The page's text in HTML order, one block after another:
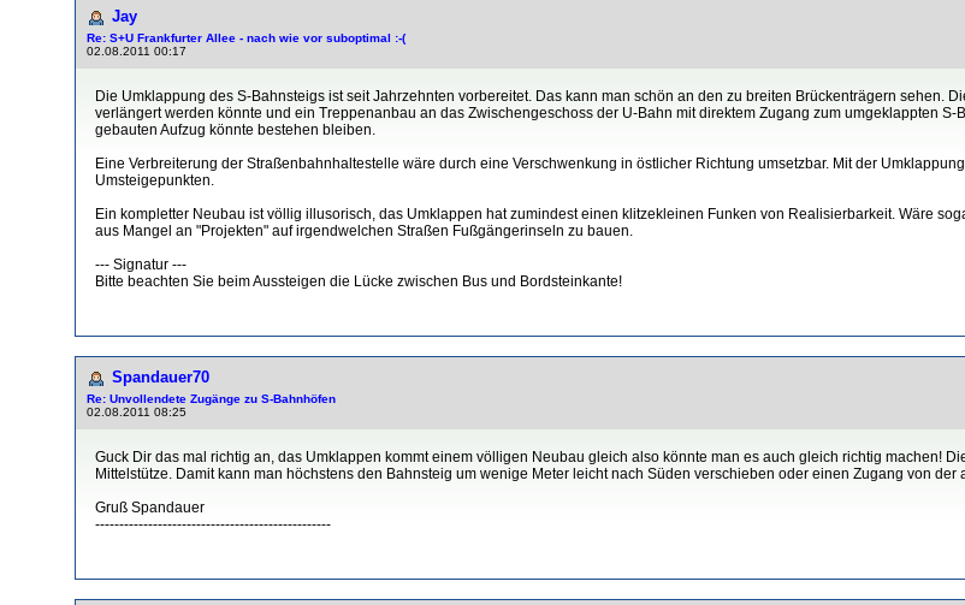
Jay
Re: S+U Frankfurter Allee - nach wie vor suboptimal :-(
02.08.2011 00:17
Die Umklappung des S-Bahnsteigs ist seit Jahrzehnten vorbereitet. Das kann man schön an den zu breiten Brückenträgern sehen.
verlängert werden könnte und ein Treppenanbau an das Zwischengeschoss der U-Bahn mit direktem Zugang zum umgeklappten
gebauten Aufzug könnte bestehen bleiben.
Eine Verbreiterung der Straßenbahnhaltestelle wäre durch eine Verschwenkung in östlicher Richtung umsetzbar. Mit der
Umsteigepunkten.
Ein kompletter Neubau ist völlig illusorisch, das Umklappen hat zumindest einen klitzekleinen Funken von Realisierbarkeit. Wäre
aus Mangel an "Projekten" auf irgendwelchen Straßen Fußgängerinseln zu bauen.
--- Signatur ---
Bitte beachten Sie beim Aussteigen die Lücke zwischen Bus und Bordsteinkante!
Spandauer70
Re: Unvollendete Zugänge zu S-Bahnhöfen
02.08.2011 08:25
Guck Dir das mal richtig an, das Umklappen kommt einem völligen Neubau gleich also könnte man es auch gleich richtig machen!
Mittelstütze. Damit kann man höchstens den Bahnsteig um wenige Meter leicht nach Süden verschieben oder einen Zugang von der
Gruß Spandauer
-------------------------------------------------